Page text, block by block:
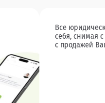
Все
себя, снимая
с продажей